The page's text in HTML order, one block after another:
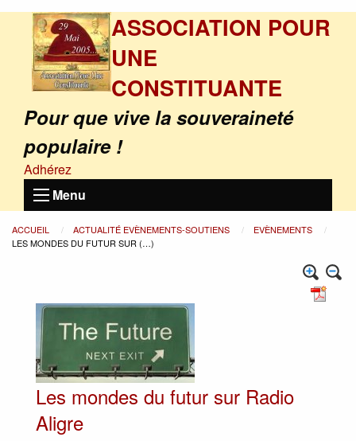
ASSOCIATION POUR
UNE
CONSTITUANTE
Pour que vive la souveraineté
populaire !
Adhérez
Menu
ACCUEIL ACTUALITÉ EVÈNEMENTS-SOUTIENS
EVÈNEMENTS
LES MONDES DU FUTUR SUR (…)
Les mondes du futur sur Radio
Aligre